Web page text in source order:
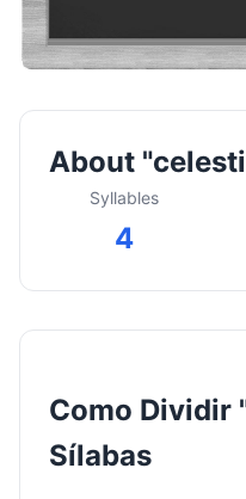
About
Syllables
4
Como Dividir
Sílabas